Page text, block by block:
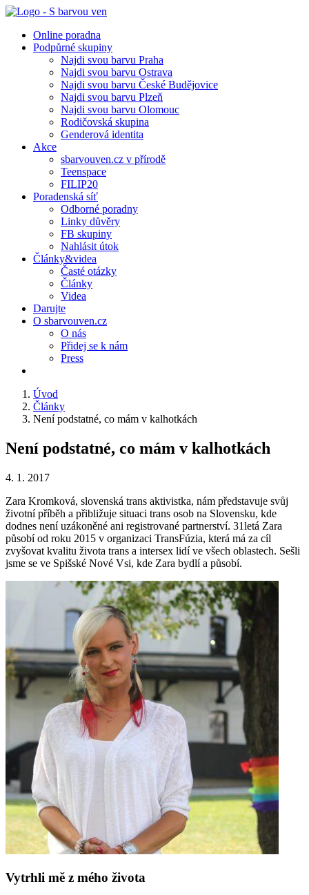
Online poradna
Podpůrné skupiny
Najdi svou barvu Praha
Najdi svou barvu Ostrava
Najdi svou barvu České Budějovice
Najdi svou barvu Plzeň
Najdi svou barvu Olomouc
Rodičovská skupina
Genderová identita
Akce
sbarvouven.cz v přírodě
Teenspace
FILIP20
Poradenská síť
Odborné poradny
Linky důvěry
FB skupiny
Nahlásit útok
Články&videa
Časté otázky
Články
Videa
Darujte
O sbarvouven.cz
O nás
Přidej se k nám
Press
Úvod
Články
Není podstatné, co mám v kalhotkách
Není podstatné, co mám v kalhotkách
4. 1. 2017
Zara Kromková, slovenská trans aktivistka, nám představuje svůj
životní příběh a přibližuje situaci trans osob na Slovensku, kde
dodnes není uzákoněné ani registrované partnerství. 31letá Zara
působí od roku 2015 v organizaci TransFúzia, která má za cíl
zvyšovat kvalitu života trans a intersex lidí ve všech oblastech. Sešli
jsme se ve Spišské Nové Vsi, kde Zara bydlí a působí.
Vytrhli mě z mého života